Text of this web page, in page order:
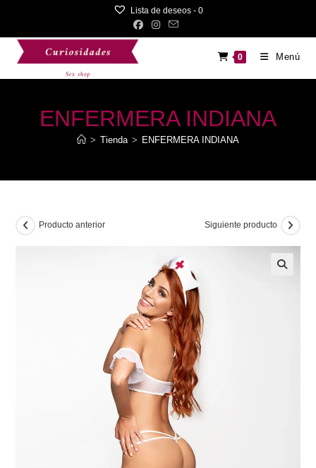
contenido
Lista de deseos - 0
0 Menú
ENFERMERA INDIANA
> Tienda > ENFERMERA INDIANA
Producto anterior Siguiente producto